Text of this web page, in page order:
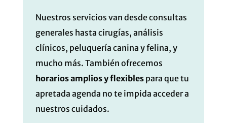
Nuestros servicios van desde consultas
generales hasta cirugías, análisis
clínicos, peluquería canina y felina, y
mucho más. También ofrecemos
horarios amplios y flexiblespara que tu
apretada agenda no te impida acceder a
nuestros cuidados.